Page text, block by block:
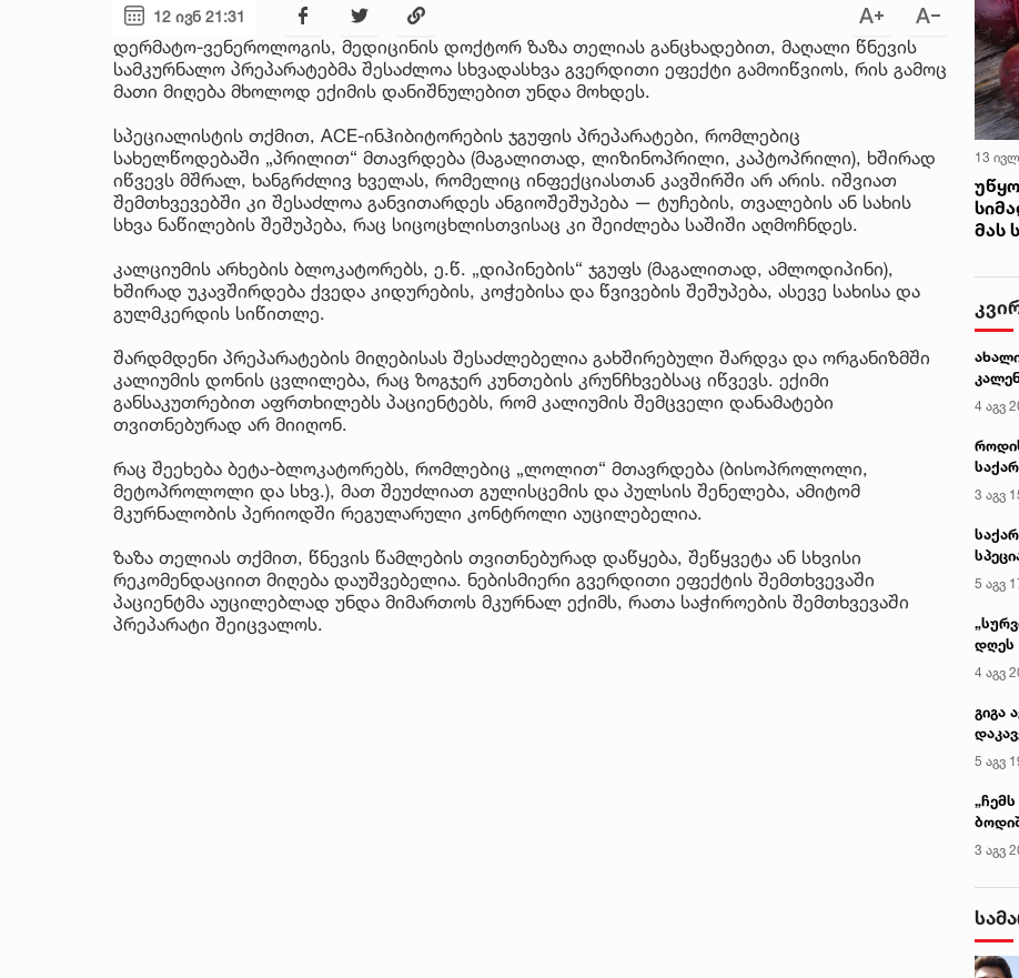
12 ივნ 21:31
დერმატო-ვენეროლოგის, მედიცინის დოქტორ ზაზა თელიას განცხადებით, მაღალი წნევის
სამკურნალო პრეპარატებმა შესაძლოა სხვადასხვა გვერდითი ეფექტი გამოიწვიოს, რის გამოც
მათი მიღება მხოლოდ ექიმის დანიშნულებით უნდა მოხდეს.
სპეციალისტის თქმით, ACE-ინჰიბიტორების ჯგუფის პრეპარატები, რომლებიც
სახელწოდებაში „პრილით“ მთავრდება (მაგალითად, ლიზინოპრილი, კაპტოპრილი), ხშირად
იწვევს მშრალ, ხანგრძლივ ხველას, რომელიც ინფექციასთან კავშირში არ არის. იშვიათ
შემთხვევებში კი შესაძლოა განვითარდეს ანგიოშეშუპება — ტუჩების, თვალების ან სახის
სხვა ნაწილების შეშუპება, რაც სიცოცხლისთვისაც კი შეიძლება საშიში აღმოჩნდეს.
კალციუმის არხების ბლოკატორებს, ე.წ. „დიპინების“ ჯგუფს (მაგალითად, ამლოდიპინი),
ხშირად უკავშირდება ქვედა კიდურების, კოჭებისა და წვივების შეშუპება, ასევე სახისა და
გულმკერდის სიწითლე.
შარდმდენი პრეპარატების მიღებისას შესაძლებელია გახშირებული შარდვა და ორგანიზმში
კალიუმის დონის ცვლილება, რაც ზოგჯერ კუნთების კრუნჩხვებსაც იწვევს. ექიმი
განსაკუთრებით აფრთხილებს პაციენტებს, რომ კალიუმის შემცველი დანამატები
თვითნებურად არ მიიღონ.
რაც შეეხება ბეტა-ბლოკატორებს, რომლებიც „ლოლით“ მთავრდება (ბისოპროლოლი,
მეტოპროლოლი და სხვ.), მათ შეუძლიათ გულისცემის და პულსის შენელება, ამიტომ
მკურნალობის პერიოდში რეგულარული კონტროლი აუცილებელია.
ზაზა თელიას თქმით, წნევის წამლების თვითნებურად დაწყება, შეწყვეტა ან სხვისი
რეკომენდაციით მიღება დაუშვებელია. ნებისმიერი გვერდითი ეფექტის შემთხვევაში
პაციენტმა აუცილებლად უნდა მიმართოს მკურნალ ექიმს, რათა საჭიროების შემთხვევაში
პრეპარატი შეიცვალოს.
13
მას
4 აგვ
3 აგვ
5 აგვ
დღეს
და
4 აგვ
გიგა
5 აგვ
3 აგვ